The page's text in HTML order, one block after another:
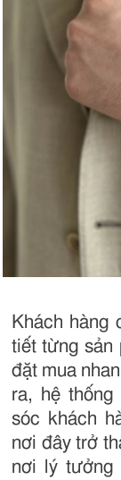
Khách hàng
tiết từng sản
đặt mua
ra, hệ thống
sóc khách
nơi đây trở
nơi lý tưởng